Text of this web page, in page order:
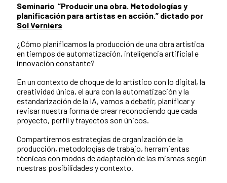
Seminario “Producir una obra. Metodologías y
planificación para artistas en acción.” dictado por
Sol Verniers
¿Cómo planificamos la producción de una obra artística
en tiempos de automatización, inteligencia artificial e
innovación constante?
En un contexto de choque de lo artístico con lo digital, la
creatividad única, el aura con la automatización y la
estandarización de la IA, vamos a debatir, planificar y
revisar nuestra forma de crear reconociendo que cada
proyecto, perfil y trayectos son únicos.
Compartiremos estrategias de organización de la
producción, metodologías de trabajo, herramientas
técnicas con modos de adaptación de las mismas según
nuestras posibilidades y contexto.